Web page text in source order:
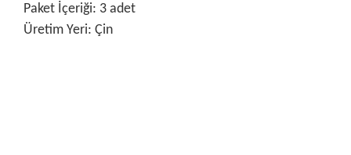
Paket İçeriği: 3 adet
Üretim Yeri: Çin